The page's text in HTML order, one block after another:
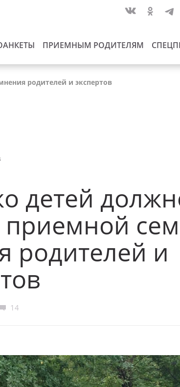
ПРИЕМНЫМ РОДИТЕЛЯМ
родителей и экспертов
детей
приемной
родителей и
14